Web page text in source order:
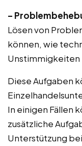
–
Lösen von
können, wie
Unstimmigkeiten
Diese Aufgaben
In einigen Fällen
zusätzliche
Unterstützung